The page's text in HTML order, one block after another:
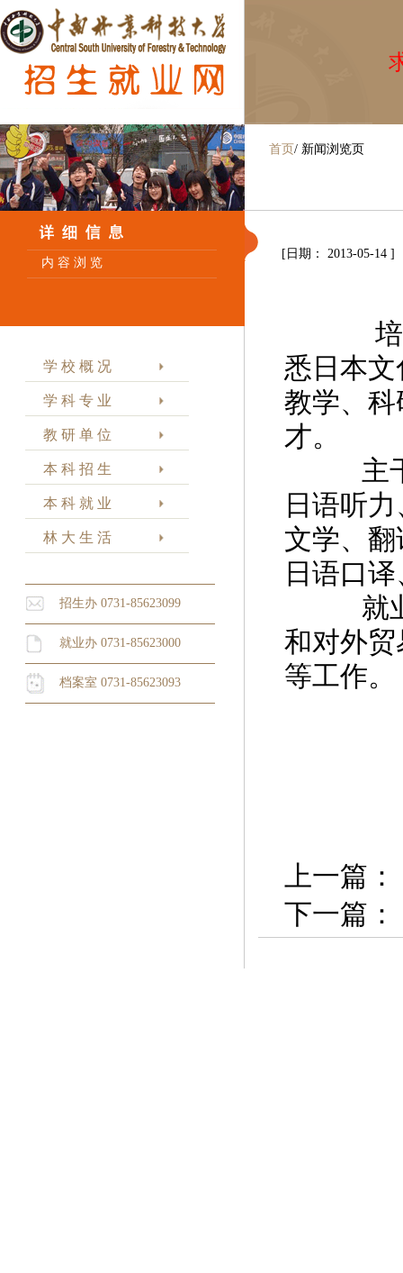
内 容 浏 览
学 校 概 况
学 科 专 业
教 研 单 位
本 科 招 生
本 科 就 业
林 大 生 活
招生办 0731-85623099
就业办 0731-85623000
档案室 0731-85623093
首页 / 新闻浏览页
[日期： 2013-05-14 ]
培养目
悉日本
教学、
才。
主干课
日语听
文学、
日语口
就业方
和对外
等工作。
上一篇：
下一篇：